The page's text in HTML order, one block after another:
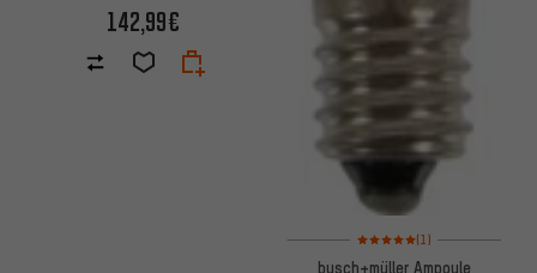
142,99€
Note moyenne : 5 sur 5
(1)
busch+müller Ampoule